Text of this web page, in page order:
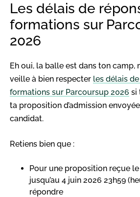
Les délais de
formations sur
2026
Eh oui, la balle est dans ton camp,
veille à bien respecter les délais
formations sur Parcoursup 2026 si
ta proposition d’admission
candidat.
Retiens bien que :
Pour une proposition reçue
jusqu’au 4 juin 2026 23h59
répondre